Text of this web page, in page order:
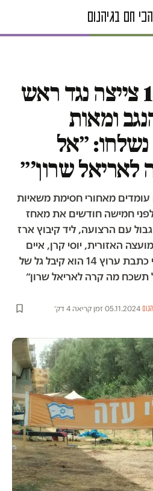
כתבת ערוץ 14 צייצה נגד ראש
ומאות
״אל
שרון׳״
מאחורי חסימת משאיות
לפני חמישה חודשים את מאחז
עם הרצועה, ליד קיבוץ ארז
האזורית, יוסי קרן, איים
לפנות אותם וצוטט על ידי כתבת ערוץ 14 הוא קיבל גל של
תשכח מה קרה לאריאל שרון״
·
05.11.2024
·זמן קריאה 4 דק׳